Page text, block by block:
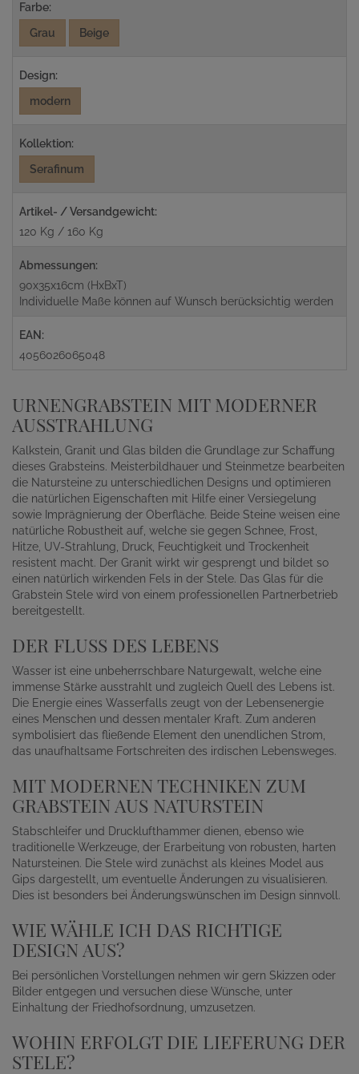
Farbe:
Grau
Beige
Design:
modern
Kollektion:
Serafinum
Artikel- / Versandgewicht:
120 Kg / 160 Kg
Abmessungen:
90x35x16cm (HxBxT)
Individuelle Maße können auf Wunsch berücksichtig werden
EAN:
4056026065048
URNENGRABSTEIN MIT MODERNER
AUSSTRAHLUNG
Kalkstein, Granit und Glas bilden die Grundlage zur Schaffung
dieses Grabsteins. Meisterbildhauer und Steinmetze bearbeiten
die Natursteine zu unterschiedlichen Designs und optimieren
die natürlichen Eigenschaften mit Hilfe einer Versiegelung
sowie Imprägnierung der Oberfläche. Beide Steine weisen eine
natürliche Robustheit auf, welche sie gegen Schnee, Frost,
Hitze, UV-Strahlung, Druck, Feuchtigkeit und Trockenheit
resistent macht. Der Granit wirkt wir gesprengt und bildet so
einen natürlich wirkenden Fels in der Stele. Das Glas für die
Grabstein Stele wird von einem professionellen Partnerbetrieb
bereitgestellt.
DER FLUSS DES LEBENS
Wasser ist eine unbeherrschbare Naturgewalt, welche eine
immense Stärke ausstrahlt und zugleich Quell des Lebens ist.
Die Energie eines Wasserfalls zeugt von der Lebensenergie
eines Menschen und dessen mentaler Kraft. Zum anderen
symbolisiert das fließende Element den unendlichen Strom,
das unaufhaltsame Fortschreiten des irdischen Lebensweges.
MIT MODERNEN TECHNIKEN ZUM
GRABSTEIN AUS NATURSTEIN
Stabschleifer und Drucklufthammer dienen, ebenso wie
traditionelle Werkzeuge, der Erarbeitung von robusten, harten
Natursteinen. Die Stele wird zunächst als kleines Model aus
Gips dargestellt, um eventuelle Änderungen zu visualisieren.
Dies ist besonders bei Änderungswünschen im Design sinnvoll.
WIE WÄHLE ICH DAS RICHTIGE
DESIGN AUS?
Bei persönlichen Vorstellungen nehmen wir gern Skizzen oder
Bilder entgegen und versuchen diese Wünsche, unter
Einhaltung der Friedhofsordnung, umzusetzen.
WOHIN ERFOLGT DIE LIEFERUNG DER
STELE?